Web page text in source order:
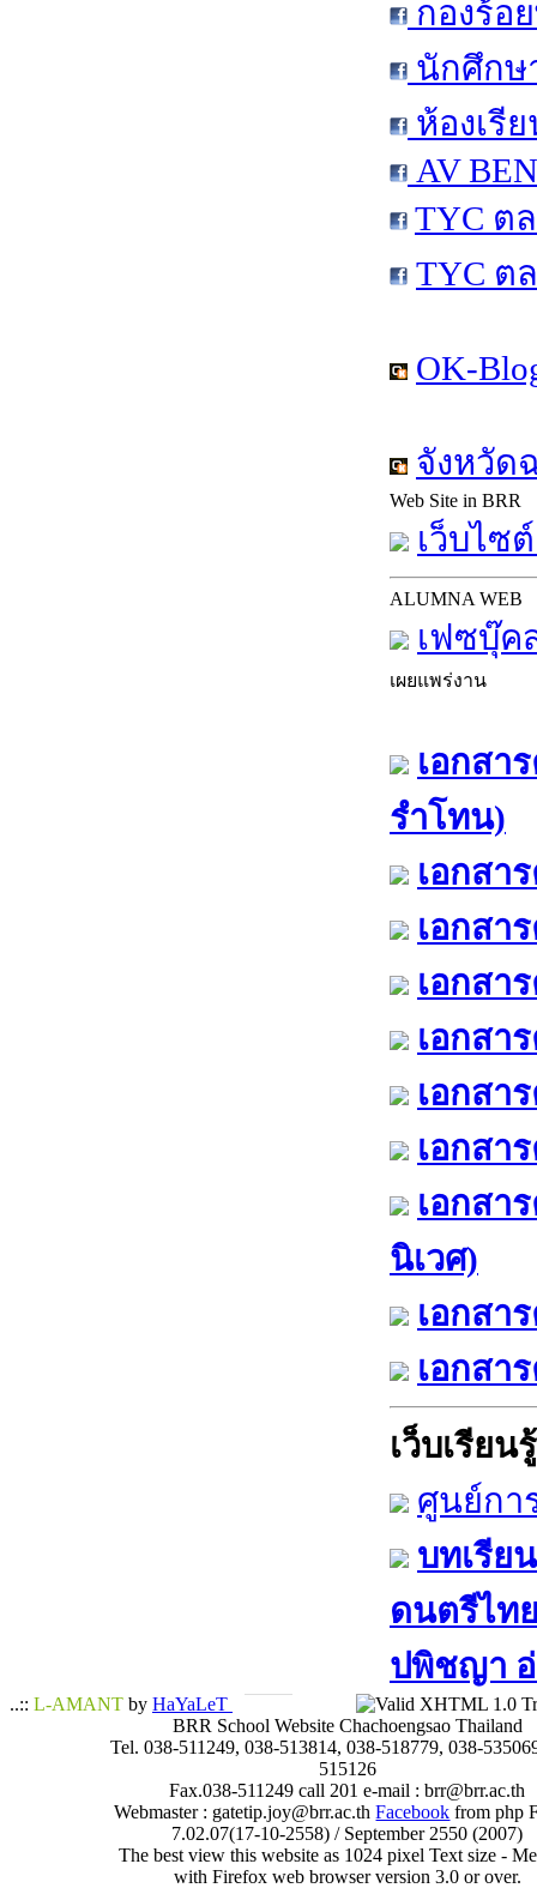
กองร้อ
นักศึกษ
ห้องเรี
AV
TYC ต
TYC ต
OK-
จังหวัด
Web Site in BRR
เว็บไซ
ALUMNA WEB
เฟซบุ๊ค
เผยแพร่งาน
เอกสา
รำโทน)
เอกสา
เอกสา
เอกสา
เอกสา
เอกสา
เอกสา
เอกสา
นิเวศ)
เอกสา
เอกสา
เว็บเรียนรู้
ศูนย์กา
บทเรีย
ดนตรีไท
ปพิชญา​ อ่
..:: L-AMANT by HaYaLeT
BRR School Website Chachoengsao Thailand
Tel. 038-511249, 038-513814, 038-518779, 038-
515126
Fax.038-511249 call 201 e-mail : brr@brr.ac.th
Webmaster : gatetip.joy@brr.ac.thFacebook from php
7.02.07(17-10-2558) / September 2550 (2007)
The best view this website as 1024 pixel Text size -
with Firefox web browser version 3.0 or over.